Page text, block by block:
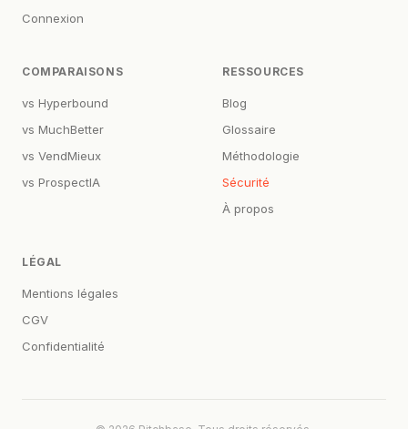
Connexion
COMPARAISONS
vs Hyperbound
vs MuchBetter
vs VendMieux
vs ProspectIA
RESSOURCES
Blog
Glossaire
Méthodologie
Sécurité
À propos
LÉGAL
Mentions légales
CGV
Confidentialité